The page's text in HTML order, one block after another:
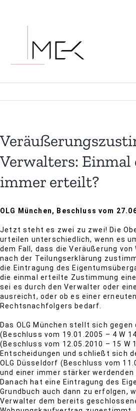
Verwalters:
immer erteilt?
OLG München, Beschluss vom
Jetzt steht es zwei zu zwei! Die
urteilen unterschiedlich, wenn es
dem Fall, dass die Veräußerung von
nach der Teilungserklärung
die Eintragung des
die einmal erteilte Zustimmung
sei es durch den Verwalter oder
ausreicht, oder ob es einer
Rechtsnachfolgers bedarf.
Das OLG München stellt sich gegen
(Beschluss vom 19.01.2005 – 4 W
(Beschluss vom 12.05.2010 – 15
Entscheidungen und schließt sich
OLG Düsseldorf (Beschluss vom
und einer immer stärker
Danach hat eine Eintragung des
Grundbuch auch dann zu erfolgen,
Verwalter dem bereits